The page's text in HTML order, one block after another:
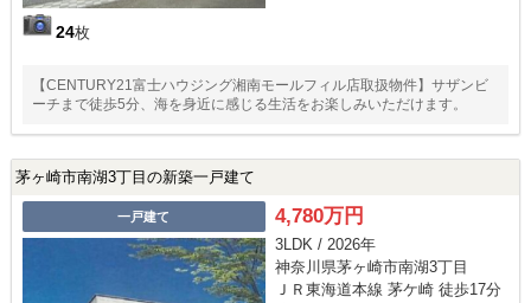
24枚
【CENTURY21富士ハウジング湘南モールフィル店取扱物件】サザンビ
ーチまで徒歩5分、海を身近に感じる生活をお楽しみいただけます。
茅ヶ崎市南湖3丁目の新築一戸建て
一戸建て 4,780万円
3LDK / 2026年
神奈川県茅ヶ崎市南湖3丁目
ＪＲ東海道本線 茅ケ崎 徒歩17分